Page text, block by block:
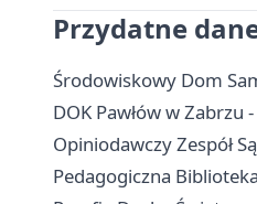
Przydatne
Środowiskowy Dom
DOK Pawłów w Zabrzu
Opiniodawczy Zespół
Pedagogiczna